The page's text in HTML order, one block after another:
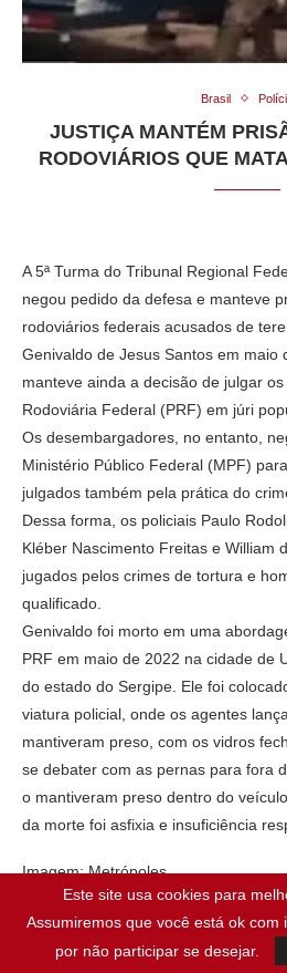
Brasil
JUSTIÇA MANTÉM
RODOVIÁRIOS QUE
A 5ª Turma do Tribunal Regional
negou pedido da defesa e manteve
rodoviários federais acusados de
Genivaldo de Jesus Santos em maio
manteve ainda a decisão de julgar
Rodoviária Federal (PRF) em júri
Os desembargadores, no entanto,
Ministério Público Federal (MPF)
julgados também pela prática do
Dessa forma, os policiais Paulo
Kléber Nascimento Freitas e William
jugados pelos crimes de tortura e
qualificado.
Genivaldo foi morto em uma
PRF em maio de 2022 na cidade de
do estado do Sergipe. Ele foi
viatura policial, onde os agentes
mantiveram preso, com os vidros
se debater com as pernas para fora
o mantiveram preso dentro do
da morte foi asfixia e insuficiência
Imagem: Metrópoles
Publicado:18/
Este site usa cookies para
Assumiremos que você está ok com
por não participar se desejar.